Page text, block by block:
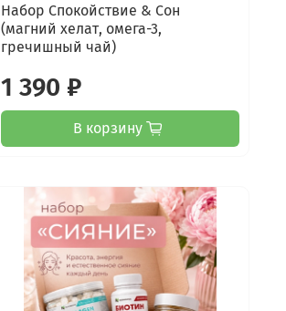
Набор Спокойствие & Сон
(магний хелат, омега-3,
гречишный чай)
1 390 ₽
В корзину